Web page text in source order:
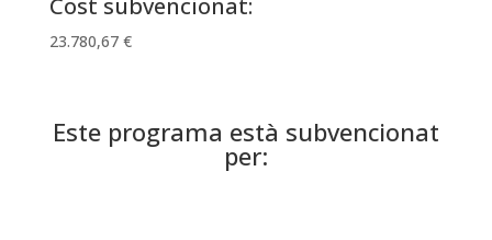
Cost subvencionat:
23.780,67 €
Este programa està subvencionat
per: